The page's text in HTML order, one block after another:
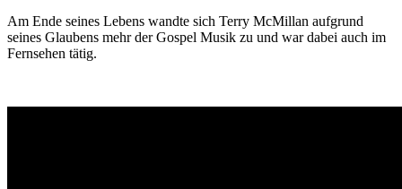
Am Ende seines Lebens wandte sich Terry McMillan aufgrund
seines Glaubens mehr der Gospel Musik zu und war dabei auch im
Fernsehen tätig.